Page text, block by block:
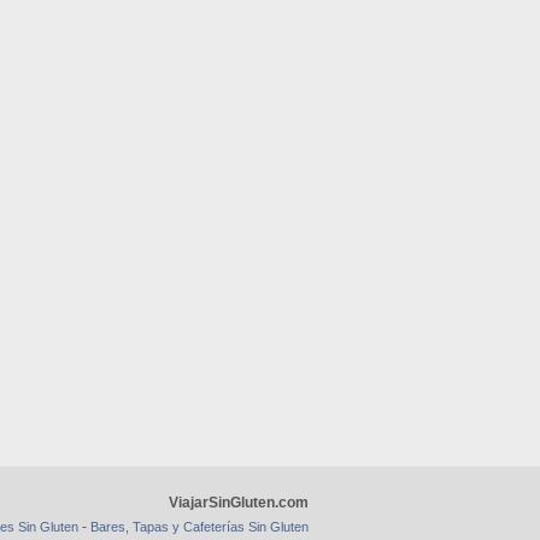
ViajarSinGluten.com
Sin Gluten - Bares, Tapas y Cafeterías Sin Gluten